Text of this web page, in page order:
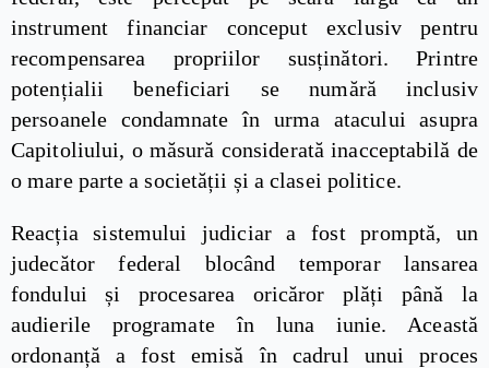
instrument financiar conceput exclusiv pentru
recompensarea propriilor susținători. Printre
potențialii beneficiari se numără inclusiv
persoanele condamnate în urma atacului asupra
Capitoliului, o măsură considerată inacceptabilă de
o mare parte a societății și a clasei politice.
Reacția sistemului judiciar a fost promptă, un
judecător federal blocând temporar lansarea
fondului și procesarea oricăror plăți până la
audierile programate în luna iunie. Această
ordonanță a fost emisă în cadrul unui proces